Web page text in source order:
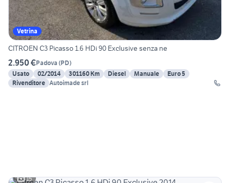
Vetrina
CITROEN C3 Picasso 1.6 HDi 90 Exclusive senza ne
2.950 €Padova (PD)
Usato
02/2014 301160 Km Diesel Manuale
Euro 5
Rivenditore Autoimade srl
15